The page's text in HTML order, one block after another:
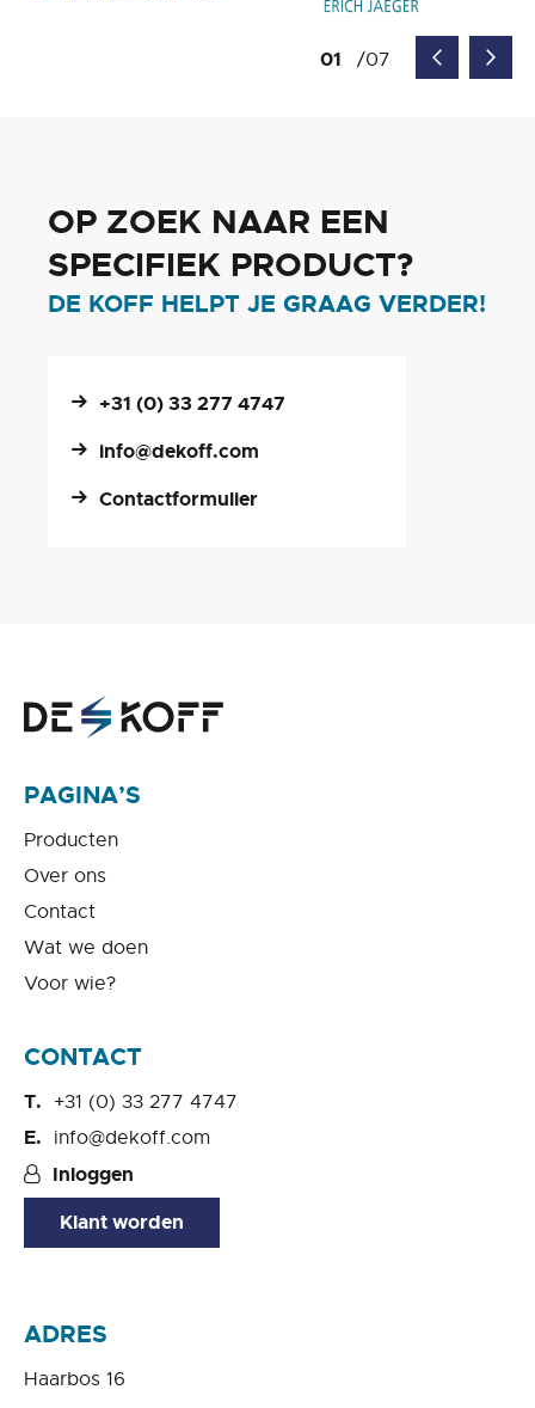
OP ZOEK NAAR EEN
SPECIFIEK PRODUCT?
DE KOFF HELPT JE GRAAG VERDER!
+31 (0) 33 277 4747
info@dekoff.com
Contactformulier
PAGINA’S
Producten
Over ons
Contact
Wat we doen
Voor wie?
CONTACT
+31 (0) 33 277 4747
info@dekoff.com
Inloggen
Klant worden
ADRES
Haarbos 16